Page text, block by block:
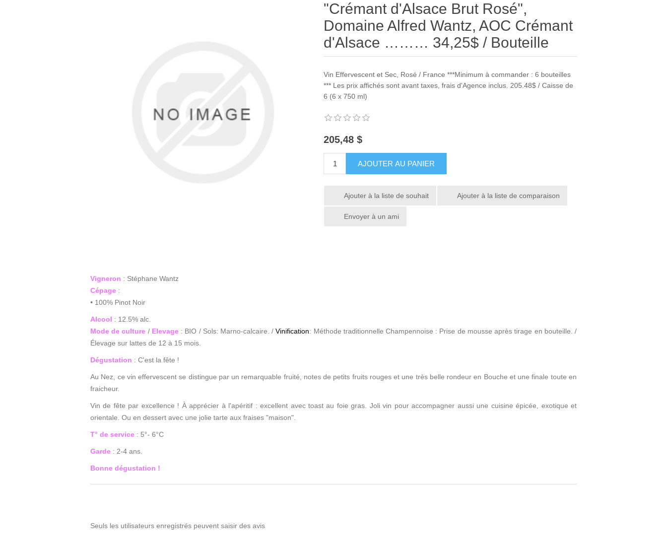
"Crémant d'Alsace Brut Rosé",
Domaine Alfred Wantz, AOC Crémant
d'Alsace ……… 34,25$ / Bouteille
Vin Effervescent et Sec, Rosé / France ***Minimum à commander : 6 bouteilles
*** Les prix affichés sont avant taxes, frais d'Agence inclus. 205.48$ / Caisse de
6 (6 x 750 ml)
205,48 $
AJOUTER AU PANIER
Ajouter à la liste de souhait Ajouter à la liste de comparaison
Envoyer à un ami
Vigneron : Stéphane Wantz
Cépage :
• 100% Pinot Noir
Alcool : 12.5% alc.
Mode de culture / Elevage: BIO / Sols: Marno-calcaire. /Vinification: Méthode traditionnelle Champennoise : Prise de mousse après tirage en bouteille. /
Élevage sur lattes de 12 à 15 mois.
Dégustation : C'est la fête !
Au Nez, ce vin effervescent se distingue par un remarquable fruité, notes de petits fruits rouges et une très belle rondeur en Bouche et une finale toute en
fraicheur.
Vin de fête par excellence ! À apprécier à l'apéritif : excellent avec toast au foie gras. Joli vin pour accompagner aussi une cuisine épicée, exotique et
orientale. Ou en dessert avec une jolie tarte aux fraises "maison".
T° de service : 5°- 6°C
Garde : 2-4 ans.
Bonne dégustation !
Seuls les utilisateurs enregistrés peuvent saisir des avis